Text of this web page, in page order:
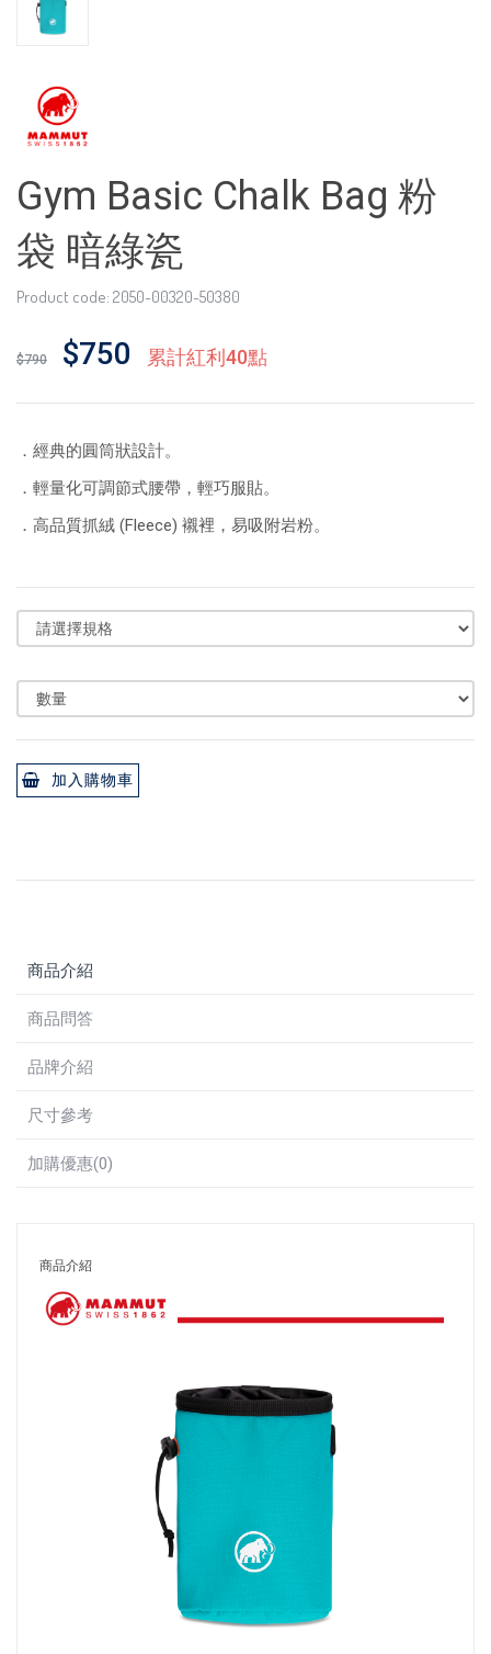
Gym Basic Chalk Bag 粉
袋 暗綠瓷
Product code: 2050-00320-50380
$790 $750 累計紅利40點
．經典的圓筒狀設計。
．輕量化可調節式腰帶，輕巧服貼。
．高品質抓絨 (Fleece) 襯裡，易吸附岩粉。
加入購物車
商品介紹
商品問答
品牌介紹
尺寸參考
加購優惠(0)
商品介紹